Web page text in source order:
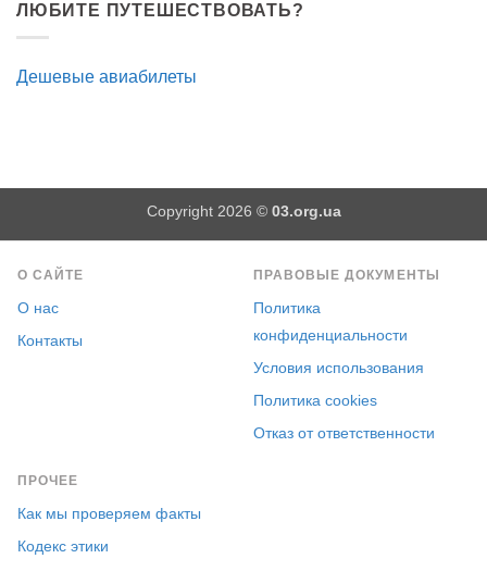
ЛЮБИТЕ ПУТЕШЕСТВОВАТЬ?
Дешевые авиабилеты
Copyright 2026 © 03.org.ua
О САЙТЕ
О нас
Контакты
ПРАВОВЫЕ ДОКУМЕНТЫ
Политика
конфиденциальности
Условия использования
Политика cookies
Отказ от ответственности
ПРОЧЕЕ
Как мы проверяем факты
Кодекс этики